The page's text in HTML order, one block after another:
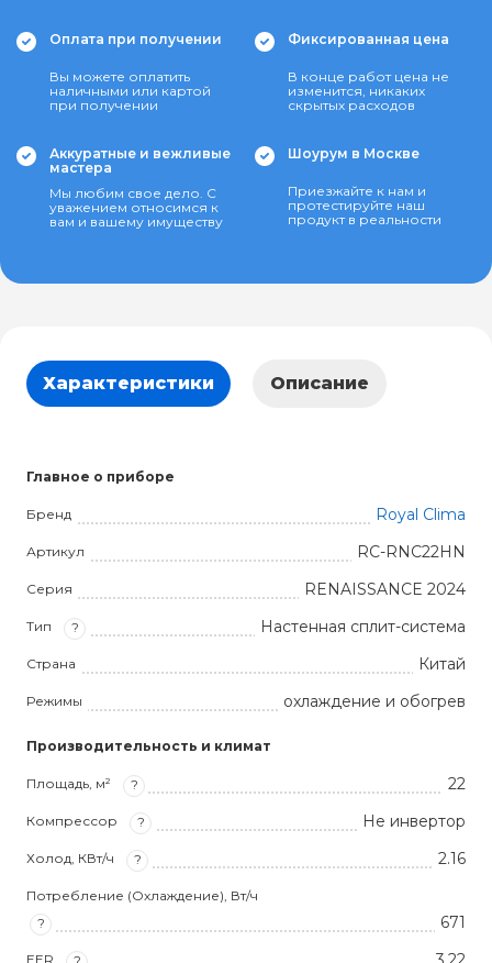
Оплата при получении
Вы можете оплатить
наличными или картой
при получении
Фиксированная цена
В конце работ цена не
изменится, никаких
скрытых расходов
Аккуратные и вежливые
мастера
Мы любим свое дело. С
уважением относимся к
вам и вашему имуществу
Шоурум в Москве
Приезжайте к нам и
протестируйте наш
продукт в реальности
Характеристики Описание
Главное о приборе
Бренд Royal Clima
Артикул RC-RNC22HN
Серия RENAISSANCE 2024
Тип ? Настенная сплит-система
Страна Китай
Режимы охлаждение и обогрев
Производительность и климат
Площадь, м² ? 22
Компрессор ? Не инвертор
Холод, КВт/ч ? 2.16
Потребление (Охлаждение), Вт/ч
?
671
EER